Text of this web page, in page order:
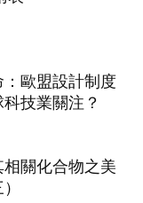
歐盟設計制度
技業關注？
關化合物之美